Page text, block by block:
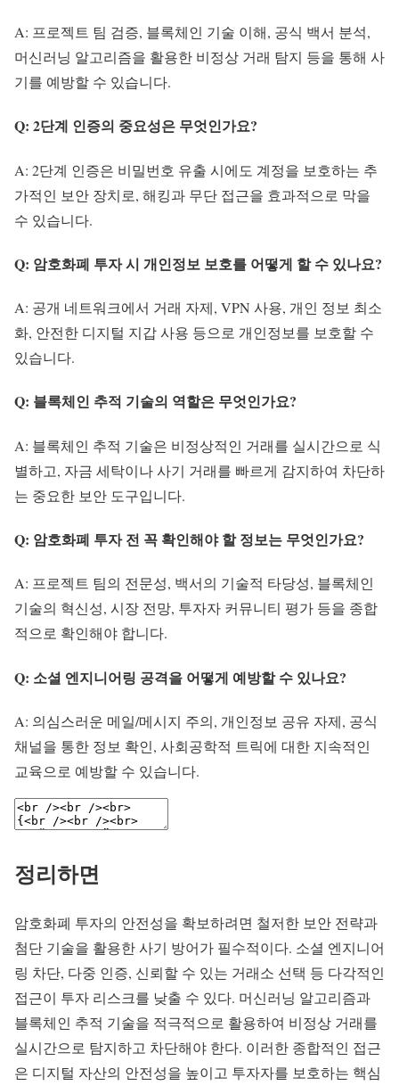
A: 프로젝트 팀 검증, 블록체인 기술 이해, 공식 백서 분석,
머신러닝 알고리즘을 활용한 비정상 거래 탐지 등을 통해 사
기를 예방할 수 있습니다.
Q: 2단계 인증의 중요성은 무엇인가요?
A: 2단계 인증은 비밀번호 유출 시에도 계정을 보호하는 추
가적인 보안 장치로, 해킹과 무단 접근을 효과적으로 막을
수 있습니다.
Q: 암호화폐 투자 시 개인정보 보호를 어떻게 할 수 있나요?
A: 공개 네트워크에서 거래 자제, VPN 사용, 개인 정보 최소
화, 안전한 디지털 지갑 사용 등으로 개인정보를 보호할 수
있습니다.
Q: 블록체인 추적 기술의 역할은 무엇인가요?
A: 블록체인 추적 기술은 비정상적인 거래를 실시간으로 식
별하고, 자금 세탁이나 사기 거래를 빠르게 감지하여 차단하
는 중요한 보안 도구입니다.
Q: 암호화폐 투자 전 꼭 확인해야 할 정보는 무엇인가요?
A: 프로젝트 팀의 전문성, 백서의 기술적 타당성, 블록체인
기술의 혁신성, 시장 전망, 투자자 커뮤니티 평가 등을 종합
적으로 확인해야 합니다.
Q: 소셜 엔지니어링 공격을 어떻게 예방할 수 있나요?
A: 의심스러운 메일/메시지 주의, 개인정보 공유 자제, 공식
채널을 통한 정보 확인, 사회공학적 트릭에 대한 지속적인
교육으로 예방할 수 있습니다.
정리하면
암호화폐 투자의 안전성을 확보하려면 철저한 보안 전략과
첨단 기술을 활용한 사기 방어가 필수적이다. 소셜 엔지니어
링 차단, 다중 인증, 신뢰할 수 있는 거래소 선택 등 다각적인
접근이 투자 리스크를 낮출 수 있다. 머신러닝 알고리즘과
블록체인 추적 기술을 적극적으로 활용하여 비정상 거래를
실시간으로 탐지하고 차단해야 한다. 이러한 종합적인 접근
은 디지털 자산의 안전성을 높이고 투자자를 보호하는 핵심